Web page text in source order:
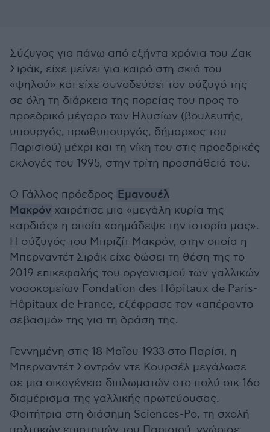
Σύζυγος για πάνω από εξήντα χρόνια του Ζακ
Σιράκ, είχε μείνει για καιρό στη σκιά του
«ψηλού» και είχε συνοδεύσει τον σύζυγό της
σε όλη τη διάρκεια της πορείας του προς το
προεδρικό μέγαρο των Ηλυσίων (βουλευτής,
υπουργός, πρωθυπουργός, δήμαρχος του
Παρισιού) μέχρι και τη νίκη του στις προεδρικές
εκλογές του 1995, στην τρίτη προσπάθειά του.
Ο Γάλλος πρόεδρος Εμανουέλ
Μακρόν χαιρέτισε μια «μεγάλη κυρία της
καρδιάς» η οποία «σημάδεψε την ιστορία μας».
Η σύζυγός του Μπριζίτ Μακρόν, στην οποία η
Μπερναντέτ Σιράκ είχε δώσει τη θέση της το
2019 επικεφαλής του οργανισμού των γαλλικών
νοσοκομείων Fondation des Hôpitaux de Paris-
Hôpitaux de France, εξέφρασε τον «απέραντο
σεβασμό» της για τη δράση της.
Γεννημένη στις 18 Μαΐου 1933 στο Παρίσι, η
Μπερναντέτ Σοντρόν ντε Κουρσέλ μεγάλωσε
σε μια οικογένεια διπλωματών στο πολύ σικ 16ο
διαμέρισμα της γαλλικής πρωτεύουσας.
Φοιτήτρια στη διάσημη Sciences-Po, τη σχολή